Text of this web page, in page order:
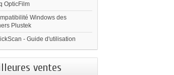
OpticFilm
Windows des
Plustek
- Guide d'utilisation
ventes